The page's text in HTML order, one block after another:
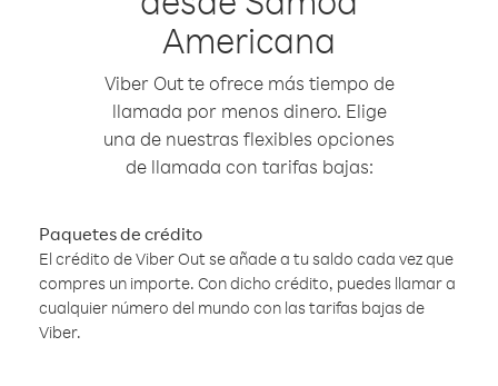
Americana
Viber Out te ofrece más tiempo de
llamada por menos dinero. Elige
una de nuestras flexibles opciones
de llamada con tarifas bajas:
Paquetes de crédito
El crédito de Viber Out se añade a tu saldo cada vez que
compres un importe. Con dicho crédito, puedes llamar a
cualquier número del mundo con las tarifas bajas de
Viber.